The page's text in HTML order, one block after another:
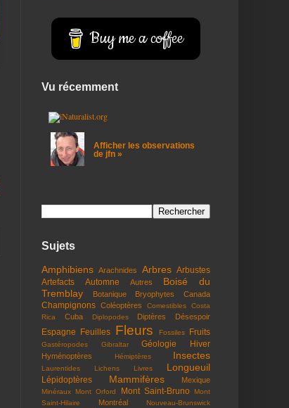
Buy me a coffee
Vu récemment
Afficher les observations
de jfn »
Sujets
Amphibiens Arachnides Arbres Arbustes
Artefacts
Automne Autres
Boisé du
Tremblay
Botanique Bryophytes Canada
Champignons Coléoptères Comestibles
Costa
Rica
Cuba Diplopodes Diptères Désespoir
Espagne Feuilles Fleurs Fossiles Fruits
Gastéropodes Gibraltar Géologie Hiver
Hyménoptères Hémiptères Insectes
Laurentides Lichens Livres Longueuil
Lépidoptères Mammifères Mexique
Minéraux Mont Orford Mont Saint-Bruno
Mont
Saint-Hilaire
Montréal
Nouveau-Brunswick